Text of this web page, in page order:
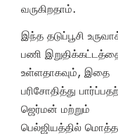
வருகிறதாம்.
இந்த தடுப்பூசி
பணி இறுதிக்கட்டத்தை
உள்ளதாகவும், இதை
பரிசோதித்து
ஜெர்மன் மற்றும்
பெல்ஜியத்தில்